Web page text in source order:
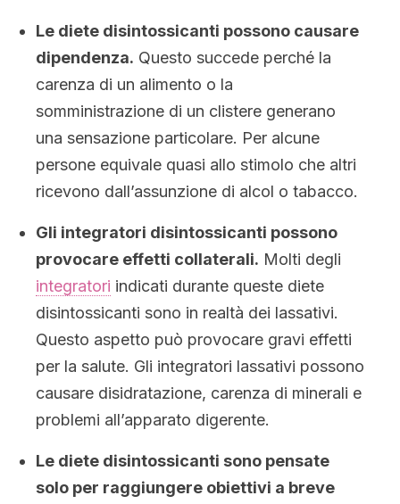
Le diete disintossicanti possono causare
dipendenza. Questo succede perché la
carenza di un alimento o la
somministrazione di un clistere generano
una sensazione particolare. Per alcune
persone equivale quasi allo stimolo che altri
ricevono dall’assunzione di alcol o tabacco.
Gli integratori disintossicanti possono
provocare effetti collaterali. Molti degli
integratori indicati durante queste diete
disintossicanti sono in realtà dei lassativi.
Questo aspetto può provocare gravi effetti
per la salute. Gli integratori lassativi possono
causare disidratazione, carenza di minerali e
problemi all’apparato digerente.
Le diete disintossicanti sono pensate
solo per raggiungere obiettivi a breve